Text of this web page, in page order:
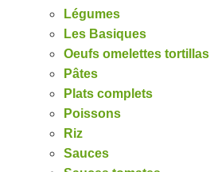
Légumes
Les Basiques
Oeufs omelettes tortillas
Pâtes
Plats complets
Poissons
Riz
Sauces